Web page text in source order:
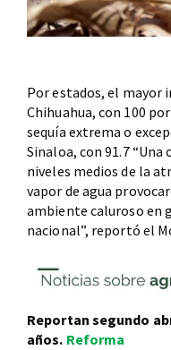
Por estados, el mayor
Chihuahua, con 100
sequía extrema o
Sinaloa, con 91.7
niveles medios de la
vapor de agua
ambiente caluroso
nacional”, reportó el
Reportan segundo
años. Reforma